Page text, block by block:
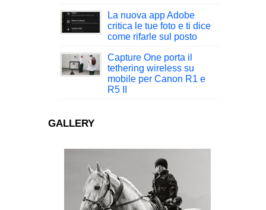
La nuova app Adobe
critica le tue foto e ti dice
come rifarle sul posto
Capture One porta il
tethering wireless su
mobile per Canon R1 e
R5 II
GALLERY